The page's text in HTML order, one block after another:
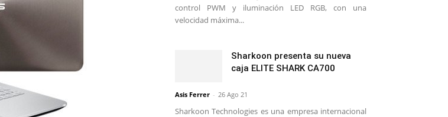
control PWM y iluminación LED RGB, con una
velocidad máxima...
Sharkoon presenta su nueva
caja ELITE SHARK CA700
Asis Ferrer - 26 Ago 21
Sharkoon Technologies es una empresa internacional